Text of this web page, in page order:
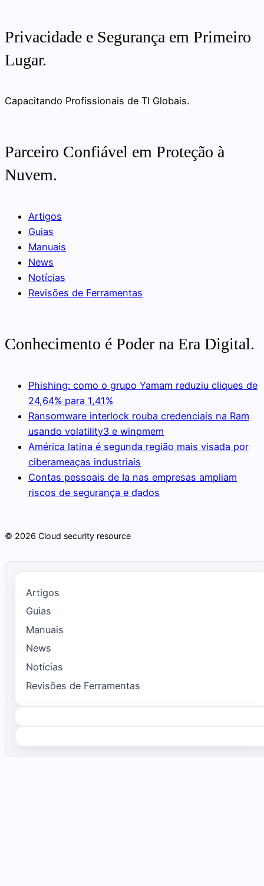
Privacidade e Segurança em Primeiro
Lugar.
Capacitando Profissionais de TI Globais.
Parceiro Confiável em Proteção à
Nuvem.
Artigos
Guias
Manuais
News
Notícias
Revisões de Ferramentas
Conhecimento é Poder na Era Digital.
Phishing: como o grupo Yamam reduziu cliques de
24,64% para 1,41%
Ransomware interlock rouba credenciais na Ram
usando volatility3 e winpmem
América latina é segunda região mais visada por
ciberameaças industriais
Contas pessoais de Ia nas empresas ampliam
riscos de segurança e dados
© 2026 Cloud security resource
Artigos
Guias
Manuais
News
Notícias
Revisões de Ferramentas